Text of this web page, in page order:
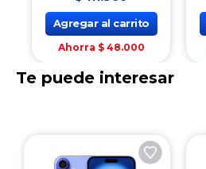
Agregar al carrito
Ahorra $ 48.000
Te puede interesar